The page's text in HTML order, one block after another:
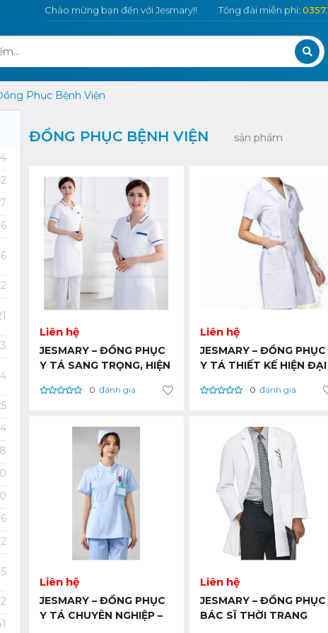
Chào mừng bạn đến với Jesmary!! Tổng đài miễn phí:
Phục Bệnh Viện
ĐỒNG PHỤC BỆNH VIỆN sản phẩm
Liên hệ
JESMARY – ĐỒNG PHỤC
Y TÁ SANG TRỌNG, HIỆN
MỌI KHOA PHÒNG –
GIÁ RẺ – HỒ CHÍ MINH –
BÁN SỈ VIỆT NAM
0 đánh giá
Liên hệ
JESMARY – ĐỒNG PHỤC
Y TÁ THIẾT KẾ HIỆN ĐẠI
LƯỢNG, UY TÍN, GIÁ RẺ –
VIỆT NAM
0 đánh giá
Liên hệ
JESMARY – ĐỒNG PHỤC
Y TÁ CHUYÊN NGHIỆP –
Liên hệ
JESMARY – ĐỒNG PHỤC
BÁC SĨ THỜI TRANG